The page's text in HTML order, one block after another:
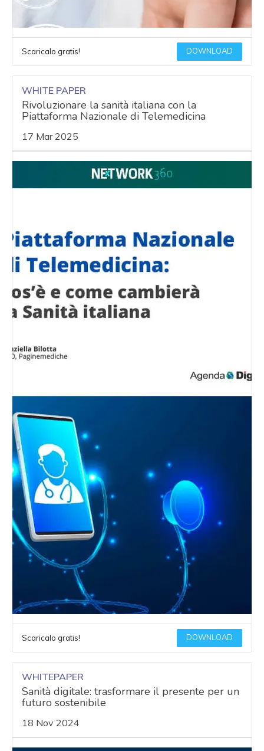
Scaricalo gratis! DOWNLOAD
WHITE PAPER
Rivoluzionare la sanità italiana con la
Piattaforma Nazionale di Telemedicina
17 Mar 2025
Scaricalo gratis! DOWNLOAD
WHITEPAPER
Sanità digitale: trasformare il presente per un
futuro sostenibile
18 Nov 2024